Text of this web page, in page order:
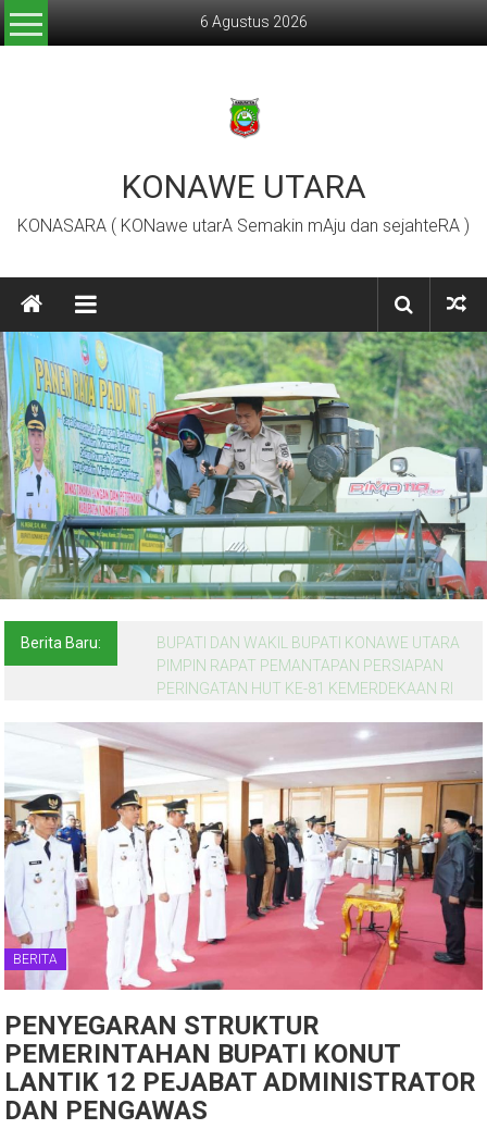
Lompat
ke
6 Agustus 2026
KONAWE UTARA
KONASARA ( KONawe utarA Semakin mAju dan sejahteRA )
Berita Baru:
BUPATI DAN WAKIL BUPATI KONAWE UTARA
PIMPIN RAPAT PEMANTAPAN PERSIAPAN
PERINGATAN HUT KE-81 KEMERDEKAAN RI
BERITA
PENYEGARAN STRUKTUR
PEMERINTAHAN BUPATI KONUT
LANTIK 12 PEJABAT ADMINISTRATOR
DAN PENGAWAS